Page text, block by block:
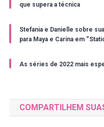
que supera a técnica
Stefania e Danielle sobre
para Maya e Carina em
As séries de 2022 mais
COMPARTILHEM